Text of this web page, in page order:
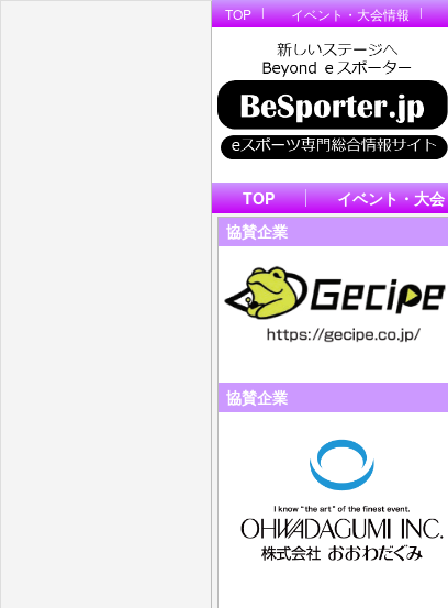
TOP イベント・大会情報
TOP イベント・大会
協賛企業
協賛企業